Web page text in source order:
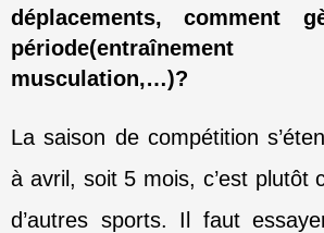
déplacements, comment
période(entraînement
musculation,…)?
La saison de compétition
à avril, soit 5 mois, c’est plutôt
d’autres sports. Il faut